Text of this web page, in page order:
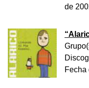
de
“
Fecha